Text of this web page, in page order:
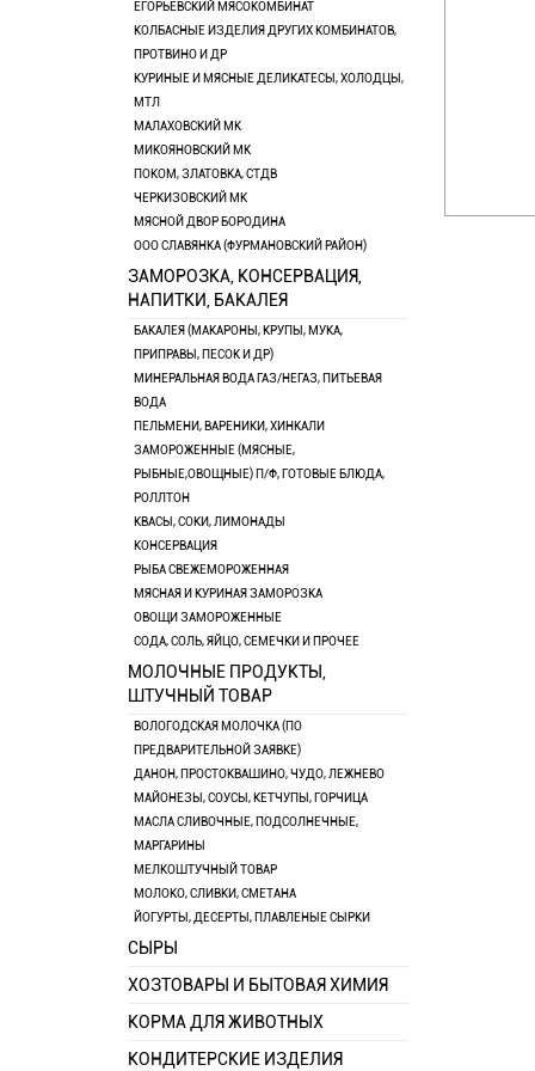
ЕГОРЬЕВСКИЙ МЯСОКОМБИНАТ
КОЛБАСНЫЕ ИЗДЕЛИЯ ДРУГИХ КОМБИНАТОВ,
ПРОТВИНО И ДР
КУРИНЫЕ И МЯСНЫЕ ДЕЛИКАТЕСЫ, ХОЛОДЦЫ,
МТЛ
МАЛАХОВСКИЙ МК
МИКОЯНОВСКИЙ МК
ПОКОМ, ЗЛАТОВКА, СТДВ
ЧЕРКИЗОВСКИЙ МК
МЯСНОЙ ДВОР БОРОДИНА
ООО СЛАВЯНКА (ФУРМАНОВСКИЙ РАЙОН)
ЗАМОРОЗКА, КОНСЕРВАЦИЯ,
НАПИТКИ, БАКАЛЕЯ
БАКАЛЕЯ (МАКАРОНЫ, КРУПЫ, МУКА,
ПРИПРАВЫ, ПЕСОК И ДР)
МИНЕРАЛЬНАЯ ВОДА ГАЗ/НЕГАЗ, ПИТЬЕВАЯ
ВОДА
ПЕЛЬМЕНИ, ВАРЕНИКИ, ХИНКАЛИ
ЗАМОРОЖЕННЫЕ (МЯСНЫЕ,
РЫБНЫЕ,ОВОЩНЫЕ) П/Ф, ГОТОВЫЕ БЛЮДА,
РОЛЛТОН
КВАСЫ, СОКИ, ЛИМОНАДЫ
КОНСЕРВАЦИЯ
РЫБА СВЕЖЕМОРОЖЕННАЯ
МЯСНАЯ И КУРИНАЯ ЗАМОРОЗКА
ОВОЩИ ЗАМОРОЖЕННЫЕ
СОДА, СОЛЬ, ЯЙЦО, СЕМЕЧКИ И ПРОЧЕЕ
МОЛОЧНЫЕ ПРОДУКТЫ,
ШТУЧНЫЙ ТОВАР
ВОЛОГОДСКАЯ МОЛОЧКА (ПО
ПРЕДВАРИТЕЛЬНОЙ ЗАЯВКЕ)
ДАНОН, ПРОСТОКВАШИНО, ЧУДО, ЛЕЖНЕВО
МАЙОНЕЗЫ, СОУСЫ, КЕТЧУПЫ, ГОРЧИЦА
МАСЛА СЛИВОЧНЫЕ, ПОДСОЛНЕЧНЫЕ,
МАРГАРИНЫ
МЕЛКОШТУЧНЫЙ ТОВАР
МОЛОКО, СЛИВКИ, СМЕТАНА
ЙОГУРТЫ, ДЕСЕРТЫ, ПЛАВЛЕНЫЕ СЫРКИ
СЫРЫ
ХОЗТОВАРЫ И БЫТОВАЯ ХИМИЯ
КОРМА ДЛЯ ЖИВОТНЫХ
КОНДИТЕРСКИЕ ИЗДЕЛИЯ